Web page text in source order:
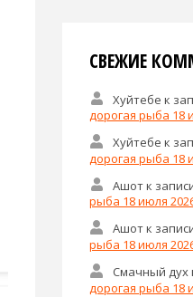
СВЕЖИЕ
Хуйтебе к
дорогая рыба 18
Хуйтебе к
дорогая рыба 18
Ашотк
рыба 18 июля
Ашотк
рыба 18 июля
Смачный дух
дорогая рыба 18